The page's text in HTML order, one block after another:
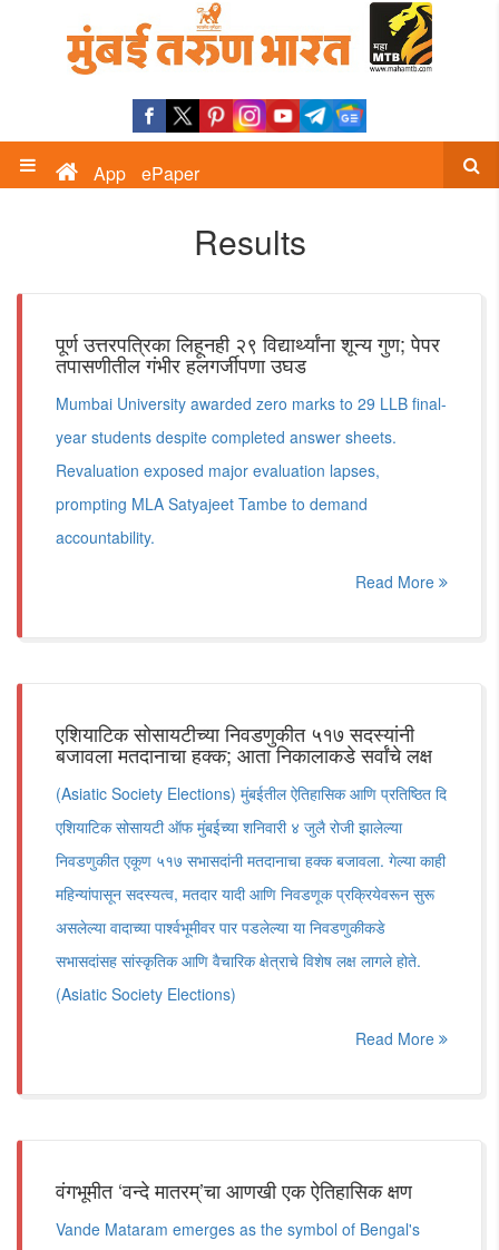
App ePaper
Results
पूर्ण उत्तरपत्रिका लिहूनही २९ विद्यार्थ्यांना शून्य गुण; पेपर
तपासणीतील गंभीर हलगर्जीपणा उघड
Mumbai University awarded zero marks to 29 LLB final-
year students despite completed answer sheets.
Revaluation exposed major evaluation lapses,
prompting MLA Satyajeet Tambe to demand
accountability.
Read More
एशियाटिक सोसायटीच्या निवडणुकीत ५१७ सदस्यांनी
बजावला मतदानाचा हक्क; आता निकालाकडे सर्वांचे लक्ष
(Asiatic Society Elections) मुंबईतील ऐतिहासिक आणि प्रतिष्ठित दि
एशियाटिक सोसायटी ऑफ मुंबईच्या शनिवारी ४ जुलै रोजी झालेल्या
निवडणुकीत एकूण ५१७ सभासदांनी मतदानाचा हक्क बजावला. गेल्या काही
महिन्यांपासून सदस्यत्व, मतदार यादी आणि निवडणूक प्रक्रियेवरून सुरू
असलेल्या वादाच्या पार्श्वभूमीवर पार पडलेल्या या निवडणुकीकडे
सभासदांसह सांस्कृतिक आणि वैचारिक क्षेत्राचे विशेष लक्ष लागले होते.
(Asiatic Society Elections)
Read More
वंगभूमीत ‘वन्दे मातरम्’चा आणखी एक ऐतिहासिक क्षण
Vande Mataram emerges as the symbol of Bengal's